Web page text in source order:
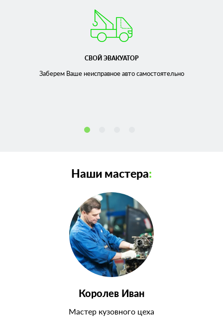
СВОЙ ЭВАКУАТОР
Заберем Ваше неисправноеавто самостоятельно
Наши мастера:
Королев Иван
Мастер кузовного цеха